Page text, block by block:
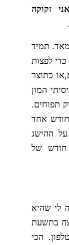
אני זקוקה
תמיד
לפצות
כתוצר
המון
תפוחים.
אחד
ההישג
חודש של
לי שהיא
בתשעת
הכי